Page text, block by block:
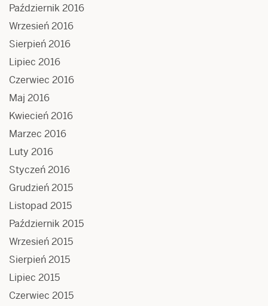
Październik 2016
Wrzesień 2016
Sierpień 2016
Lipiec 2016
Czerwiec 2016
Maj 2016
Kwiecień 2016
Marzec 2016
Luty 2016
Styczeń 2016
Grudzień 2015
Listopad 2015
Październik 2015
Wrzesień 2015
Sierpień 2015
Lipiec 2015
Czerwiec 2015